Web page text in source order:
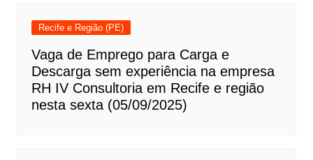
Recife e Região (PE)
Vaga de Emprego para Carga e
Descarga sem experiência na empresa
RH IV Consultoria em Recife e região
nesta sexta (05/09/2025)